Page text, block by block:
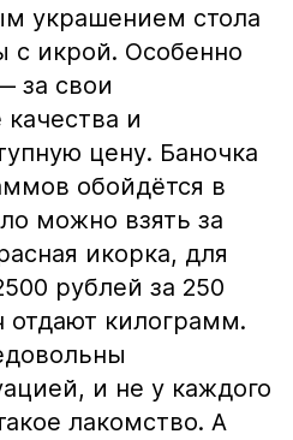
украшением стола
с икрой. Особенно
за свои
и
цену. Баночка
обойдётся в
можно взять за
икорка, для
рублей за 250
отдают килограмм.
и не у каждого
лакомство. А